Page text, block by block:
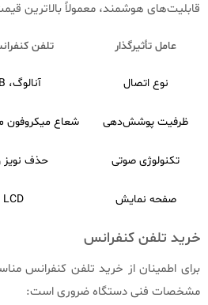
قابلیت‌های هوشمند، معمولاً بالاترین
عامل تأثیرگذار تلفن
نوع اتصال آنالوگ، USB ساده
ظرفیت پوشش‌دهی شعاع میکروفون محدود
تکنولوژی صوتی حذف نویز
صفحه نمایش LCD ساده
خرید تلفن کنفرانس
برای اطمینان از خرید تلفن کنفرانس
مشخصات فنی دستگاه ضروری است: